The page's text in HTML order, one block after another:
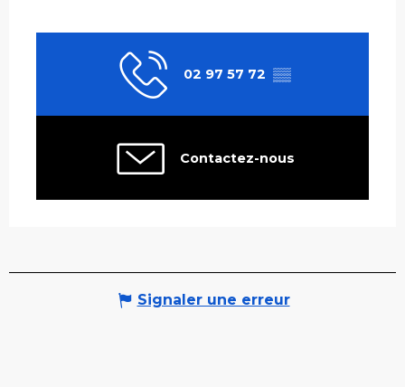
02 97 57 72 ▒▒
Contactez-nous
Signaler une erreur